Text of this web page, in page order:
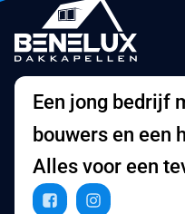
Een jong bedrijf
bouwers en een
Alles voor een